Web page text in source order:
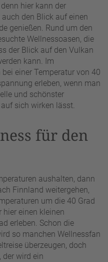
hier kann der
den Blick auf einen
genießen. Rund um den
Wellnessoasen, die
der Blick auf den Vulkan
kann. Im
einer Temperatur von 40
erleben, wenn man
und schönster
sich wirken lässt.
für den
aushalten, dann
Finnland weitergehen,
um die 40 Grad
hier einen kleinen
erleben. Schon die
so manchen Wellnessfan
überzeugen, doch
wird ein